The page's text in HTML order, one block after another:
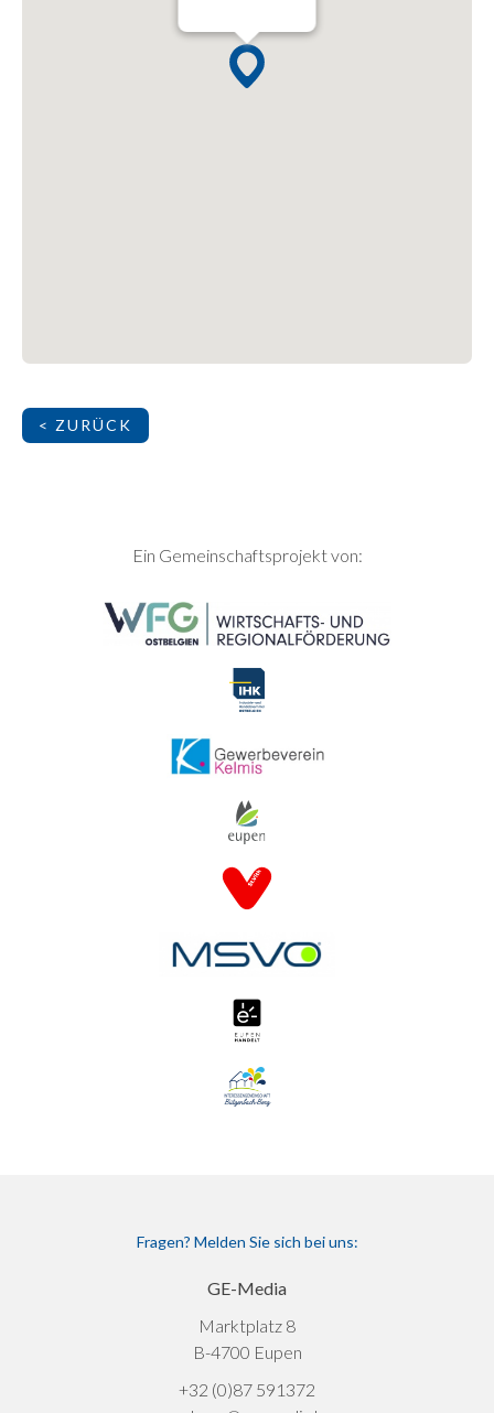
< ZURÜCK
SEITENFUSSEin Gemeinschaftsprojekt von:
Fragen? Melden Sie sich bei uns:
GE-Media
Marktplatz 8
B-4700 Eupen
+32 (0)87 591372